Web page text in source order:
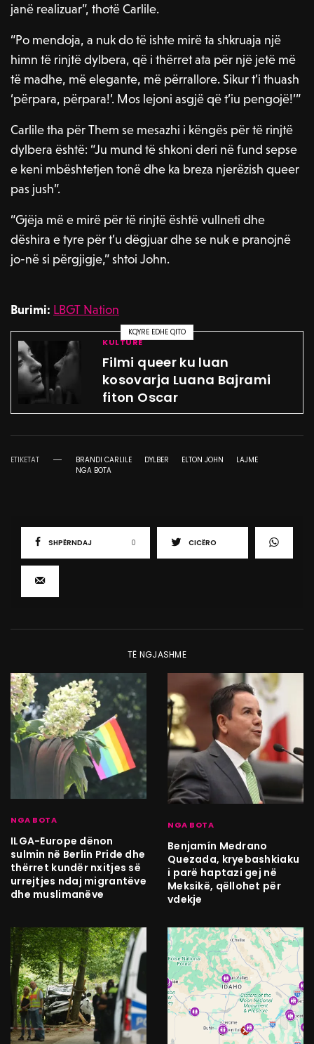
janë realizuar”, thotë Carlile.
“Po mendoja, a nuk do të ishte mirë ta shkruaja një
himn të rinjtë dylbera, që i thërret ata për një jetë më
të madhe, më elegante, më përrallore. Sikur t’i thuash
‘përpara, përpara!’. Mos lejoni asgjë që t’iu pengojë!’”
Carlile tha për Them se mesazhi i këngës për të rinjtë
dylbera është: “Ju mund të shkoni deri në fund sepse
e keni mbështetjen tonë dhe ka breza njerëzish queer
pas jush”.
“Gjëja më e mirë për të rinjtë është vullneti dhe
dëshira e tyre për t’u dëgjuar dhe se nuk e pranojnë
jo-në si përgjigje,” shtoi John.
Burimi: LBGT Nation
KQYRE EDHE QITO
KULTURË
Filmi queer ku luan
kosovarja Luana Bajrami
fiton Oscar
ETIKETAT BRANDI CARLILE DYLBER ELTON JOHN
LAJME
NGA BOTA
SHPËRNDAJ 0 CICËRO
TË NGJASHME
NGA BOTA
ILGA-Europe dënon
sulmin në Berlin Pride dhe
thërret kundër nxitjes së
urrejtjes ndaj migrantëve
dhe muslimanëve
NGA BOTA
Benjamín Medrano
Quezada, kryebashkiaku
i parë haptazi gej në
Meksikë, qëllohet për
vdekje